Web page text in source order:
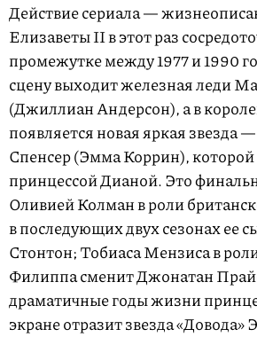
Действие сериала —
Елизаветы II в этот раз
промежутке между 1977 и 1990
сцену выходит железная леди
(Джиллиан Андерсон), а в
появляется новая яркая звезда
Спенсер (Эмма Коррин), которой
принцессой Дианой. Это
Оливией Колман в роли
в последующих двух сезонах ее
Стонтон; Тобиаса Мензиса в
Филиппа сменит Джонатан
драматичные годы жизни
экране отразит звезда «Довода»